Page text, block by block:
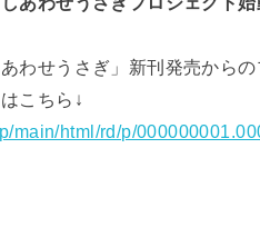
わせうさぎ」新刊発売からの
こちら↓
main/html/rd/p/